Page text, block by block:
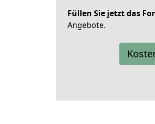
Füllen Sie jetzt das
Angebote.